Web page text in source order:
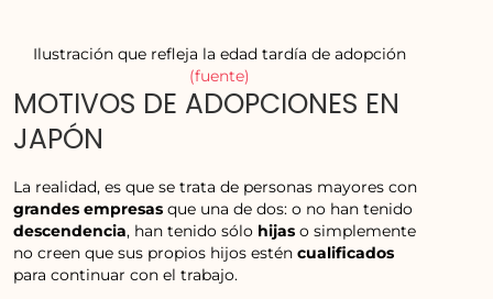
Ilustración que refleja la edad tardía de adopción
(fuente)
MOTIVOS DE ADOPCIONES EN
JAPÓN
La realidad, es que se trata de personas mayores con
grandes empresasque una de dos: o no han tenido
descendencia, han tenido sólo hijas o simplemente
no creen que sus propios hijos esténcualificados
para continuar con el trabajo.